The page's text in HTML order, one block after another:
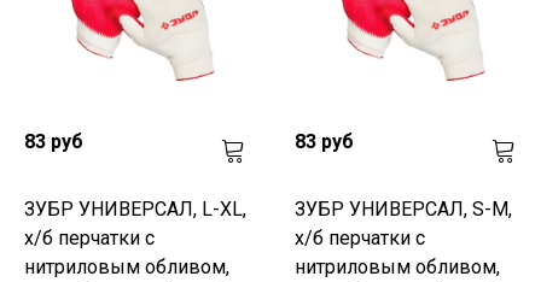
83 руб
ЗУБР УНИВЕРСАЛ, L-XL,
х/б перчатки с
нитриловым обливом,
83 руб
ЗУБР УНИВЕРСАЛ, S-M,
х/б перчатки с
нитриловым обливом,